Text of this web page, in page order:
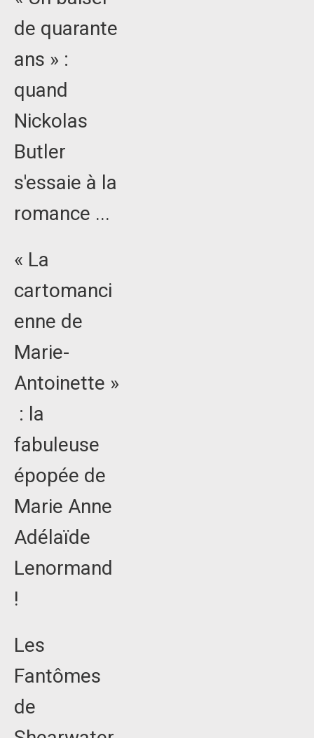
de quarante
ans » :
quand
Nickolas
Butler
s'essaie à la
romance ...
« La
cartomanci
enne de
Marie-
Antoinette »
: la
fabuleuse
épopée de
Marie Anne
Adélaïde
Lenormand
!
Les
Fantômes
de